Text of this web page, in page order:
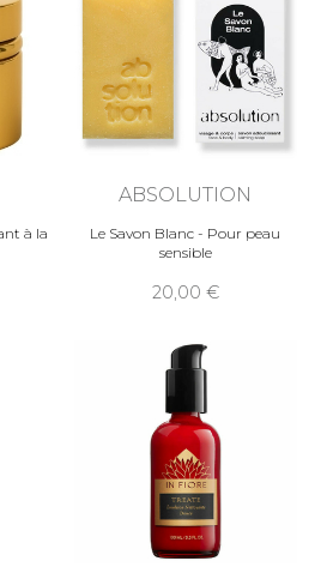
à la
ABSOLUTION
Le Savon Blanc - Pour peau
sensible
20,00